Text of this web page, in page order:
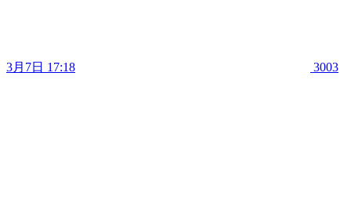
3月7日 17:18 3003